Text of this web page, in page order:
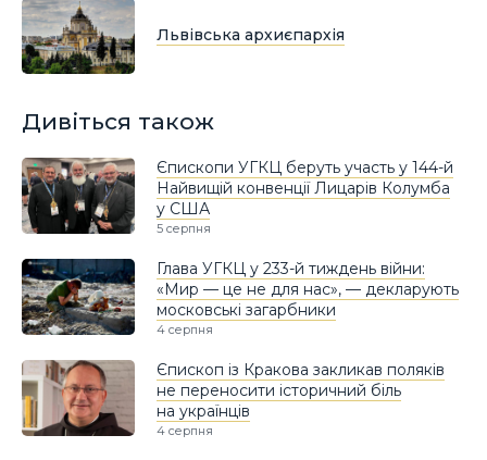
Львівська архиєпархія
Дивіться також
Єпископи УГКЦ беруть участь у 144-й
Найвищій конвенції Лицарів Колумба
у США
5 серпня
Глава УГКЦ у 233-й тиждень війни:
«Мир — це не для нас», — декларують
московські загарбники
4 серпня
Єпископ із Кракова закликав поляків
не переносити історичний біль
на українців
4 серпня